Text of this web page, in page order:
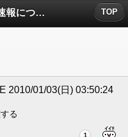
No.8390 情強速報についたコメント TOP
2010/01/03(日) 03:50:24
る
1